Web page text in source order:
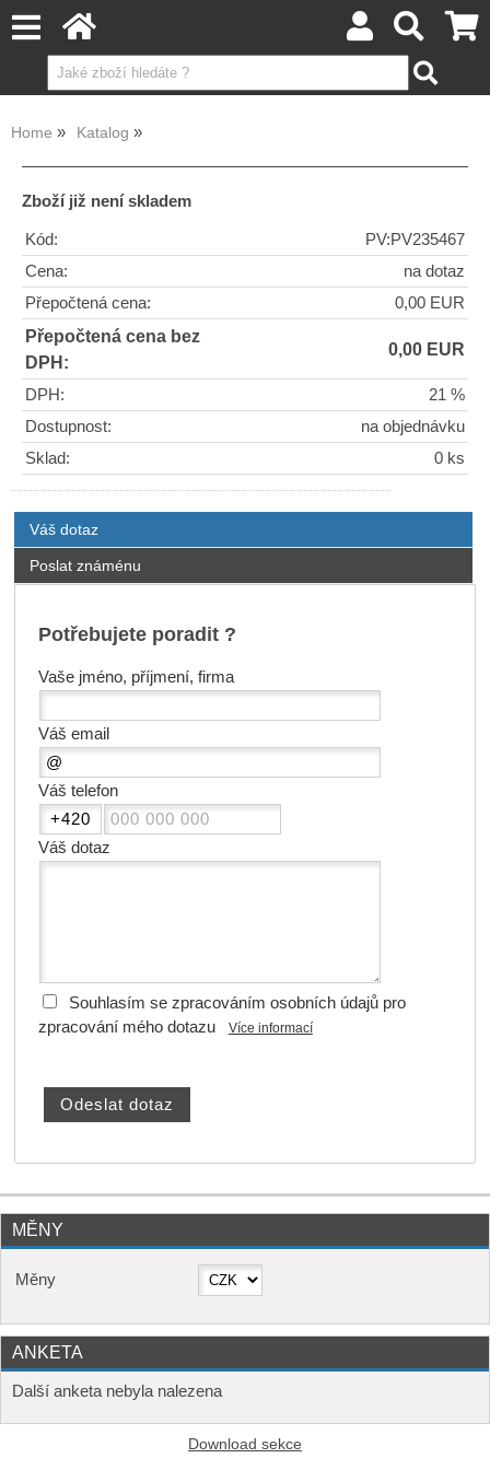
Home Katalog
Zboží již není skladem
Kód:
PV:PV235467
Cena:
na dotaz
Přepočtená cena:
0,00 EUR
Přepočtená cena bez
DPH:
0,00 EUR
DPH:
21 %
Dostupnost:
na objednávku
Sklad:
0 ks
Váš dotaz
Poslat známénu
Potřebujete poradit ?
Vaše jméno, příjmení, firma
Váš email
Váš telefon
Váš dotaz
Souhlasím se zpracováním osobních údajů pro
zpracování mého dotazu
Více informací
MĚNY
Měny
ANKETA
Další anketa nebyla nalezena
Download sekce